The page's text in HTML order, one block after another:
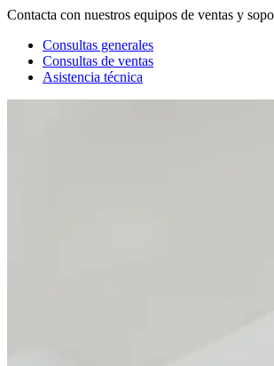
Contacta con nuestros equipos de ventas y
Consultas generales
Consultas de ventas
Asistencia técnica